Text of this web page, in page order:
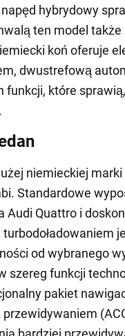
napęd hybrydowy
ten model
koń oferuje
dwustrefową
funkcji, które
niemieckiej
Standardowe
Audi Quattro i
turbodoładowaniem
od wybranego
szereg funkcji
pakiet
przewidywaniem